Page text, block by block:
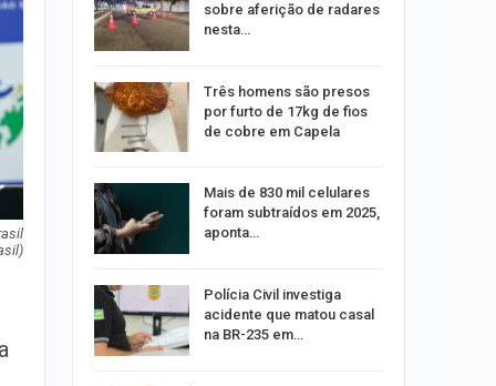
projeto
é
sobre aferição de radares
nesta…
Três homens são presos
por furto de 17kg de fios
de cobre em Capela
Mais de 830 mil celulares
foram subtraídos em 2025,
aponta…
Polícia Civil investiga
acidente que matou casal
na BR-235 em…